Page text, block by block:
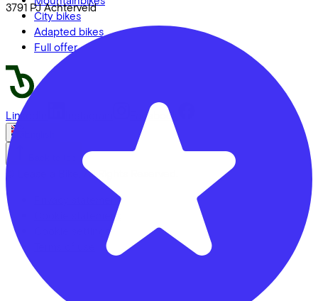
3791 PJ Achterveld
City bikes
Adapted bikes
Full offer
LinkedIn Facebook
© Lease a Bike. All Rights Reserved.
Privacy statement
Cookie statement
Cookie settings